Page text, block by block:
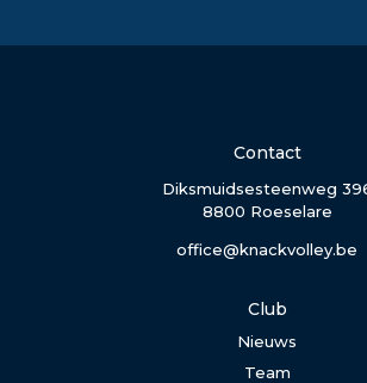
Contact
Diksmuidsesteenweg
8800 Roeselare
office@knackvolley.be
Club
Nieuws
Team